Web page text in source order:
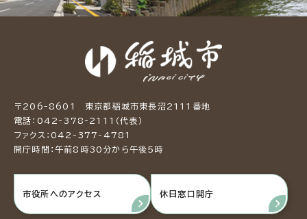
〒206-8601 東京都稲城市東長沼2111番地
電話：042-378-2111（代表）
ファクス：042-377-4781
開庁時間：午前8時30分から午後5時
市役所へのアクセス 休日窓口開庁